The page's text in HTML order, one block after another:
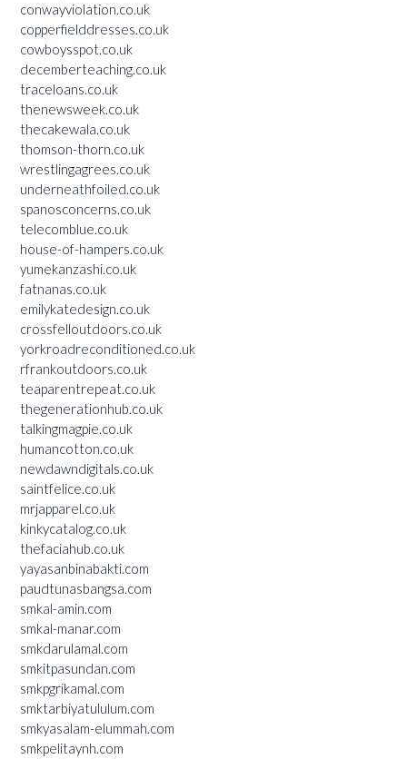
conwayviolation.co.uk
copperfielddresses.co.uk
cowboysspot.co.uk
decemberteaching.co.uk
traceloans.co.uk
thenewsweek.co.uk
thecakewala.co.uk
thomson-thorn.co.uk
wrestlingagrees.co.uk
underneathfoiled.co.uk
spanosconcerns.co.uk
telecomblue.co.uk
house-of-hampers.co.uk
yumekanzashi.co.uk
fatnanas.co.uk
emilykatedesign.co.uk
crossfelloutdoors.co.uk
yorkroadreconditioned.co.uk
rfrankoutdoors.co.uk
teaparentrepeat.co.uk
thegenerationhub.co.uk
talkingmagpie.co.uk
humancotton.co.uk
newdawndigitals.co.uk
saintfelice.co.uk
mrjapparel.co.uk
kinkycatalog.co.uk
thefaciahub.co.uk
yayasanbinabakti.com
paudtunasbangsa.com
smkal-amin.com
smkal-manar.com
smkdarulamal.com
smkitpasundan.com
smkpgrikamal.com
smktarbiyatululum.com
smkyasalam-elummah.com
smkpelitaynh.com